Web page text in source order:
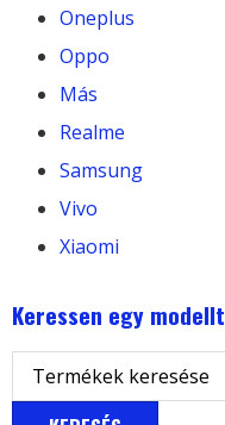
Oneplus
Oppo
Más
Realme
Samsung
Vivo
Xiaomi
Keressen egy modellt